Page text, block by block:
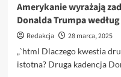
Amerykanie wyrażają
Donalda Trumpa
Redakcja
28 marca, 2025
„`html Dlaczego kwestia
istotna? Druga kadencja